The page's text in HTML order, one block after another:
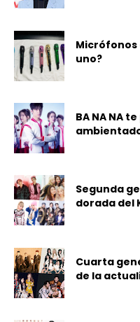
Micrófonos
uno?
BA NA NA
Segunda
dorada del
Cuarta
de la